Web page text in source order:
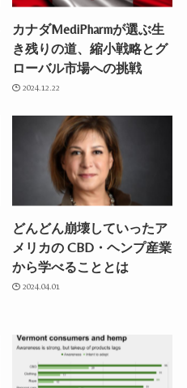
カナダMediPharmが選ぶ生
き残りの道、縮小戦略とグ
ローバル市場への挑戦
2024.12.22
どんどん崩壊していったア
メリカの CBD・ヘンプ産業
から学べることとは
2024.04.01